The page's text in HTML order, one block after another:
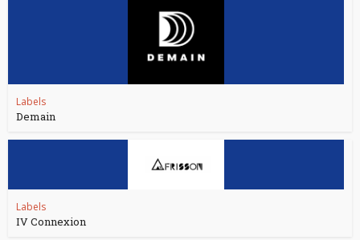
Labels
Demain
Labels
IV Connexion